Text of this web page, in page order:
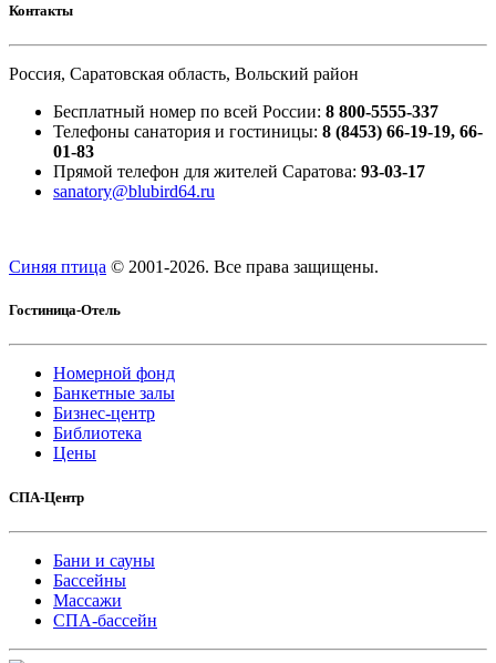
Контакты
Россия, Саратовская область, Вольский район
Бесплатный номер по всей России: 8 800-5555-337
Телефоны санатория и гостиницы: 8 (8453) 66-19-19, 66-
01-83
Прямой телефон для жителей Саратова: 93-03-17
sanatory@blubird64.ru
Синяя птица © 2001-2026. Все права защищены.
Гостиница-Отель
Номерной фонд
Банкетные залы
Бизнес-центр
Библиотека
Цены
СПА-Центр
Бани и сауны
Бассейны
Массажи
СПА-бассейн